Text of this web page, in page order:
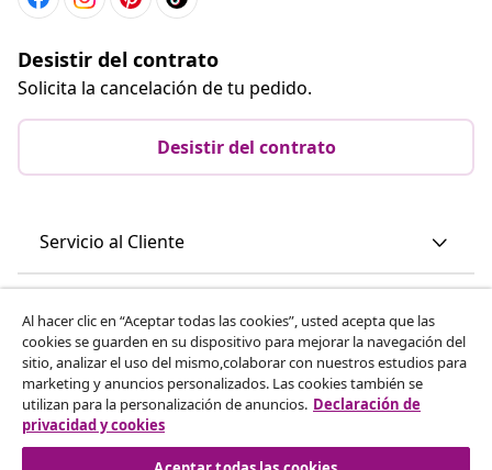
Desistir del contrato
Solicita la cancelación de tu pedido.
Desistir del contrato
Servicio al Cliente
vidaXL
Descubre mas
Al hacer clic en “Aceptar todas las cookies”, usted acepta que las
cookies se guarden en su dispositivo para mejorar la navegación del
sitio, analizar el uso del mismo,colaborar con nuestros estudios para
marketing y anuncios personalizados. Las cookies también se
utilizan para la personalización de anuncios. Declaración de
privacidad y cookies